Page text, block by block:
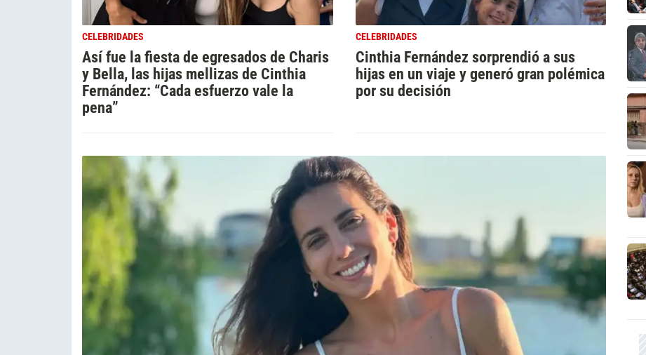
CELEBRIDADES
Así fue la fiesta de egresados de Charis
y Bella, las hijas mellizas de Cinthia
Fernández: “Cada esfuerzo vale la
pena”
CELEBRIDADES
Cinthia Fernández sorprendió a sus
hijas en un viaje y generó gran polémica
por su decisión